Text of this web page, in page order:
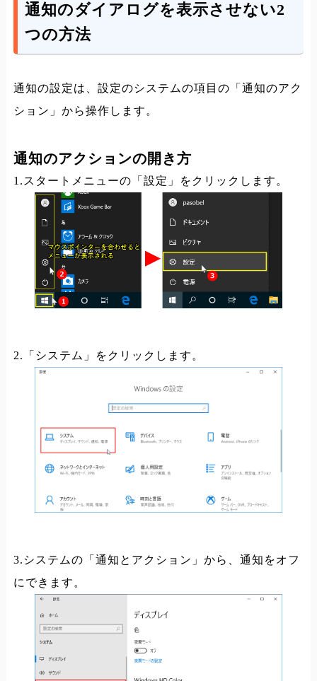
通知のダイアログを表示させない2
つの方法
通知の設定は、設定のシステムの項目の「通知のアク
ション」から操作します。
通知のアクションの開き方
1.スタートメニューの「設定」をクリックします。
2.「システム」をクリックします。
3.システムの「通知とアクション」から、通知をオフ
にできます。